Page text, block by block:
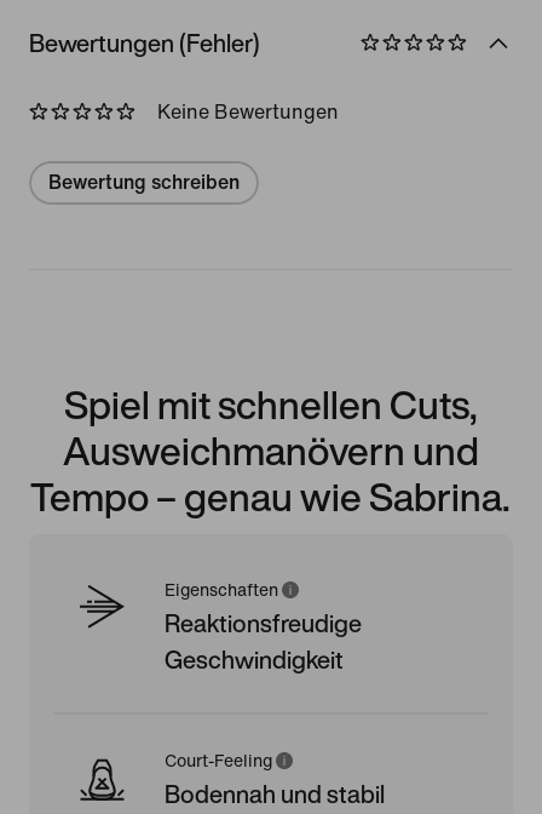
Bewertungen (Fehler)
Keine Bewertungen
Bewertung schreiben
Spiel mit schnellen Cuts,
Ausweichmanövern und
Tempo – genau wie Sabrina.
Eigenschaften
Reaktionsfreudige
Geschwindigkeit
Court-Feeling
Bodennah und stabil